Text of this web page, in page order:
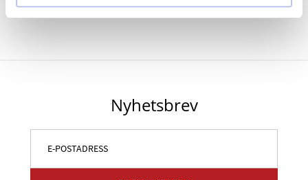
Nyhetsbrev